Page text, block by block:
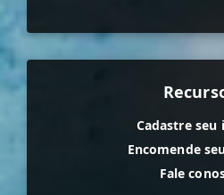
Cadastre seu
Encomende
Fale